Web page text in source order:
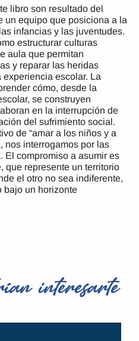
libro son resultado del
un equipo que posiciona a la
infancias y las juventudes.
estructurar culturas
aula que permitan
y reparar las heridas
escolar. La
cómo, desde la
se construyen
en la interrupción de
del sufrimiento social.
de “amar a los niños y a
nos interrogamos por las
El compromiso a asumir es
que represente un territorio
el otro no sea indiferente,
bajo un horizonte
interesarte